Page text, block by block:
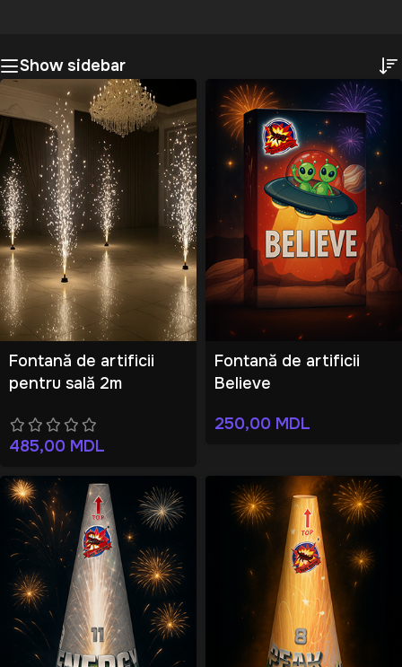
Show sidebar
Fontană de artificii
pentru sală 2m
485,00 MDL
Fontană de artificii
Believe
250,00 MDL